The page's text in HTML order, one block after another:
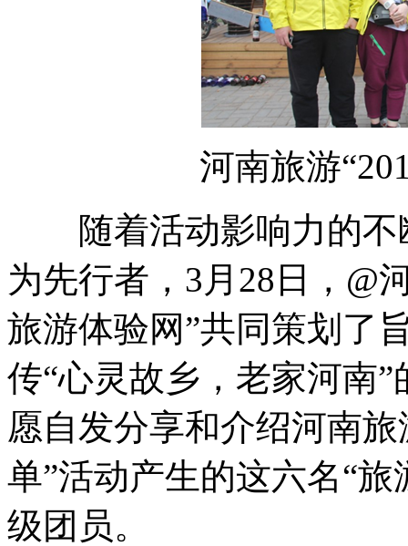
河南旅游
随着活动影响力的不
为先行者，3月28日，@
旅游体验网”共同策划了
传“心灵故乡，老家河南
愿自发分享和介绍河南
单”活动产生的这六名“
级团员。